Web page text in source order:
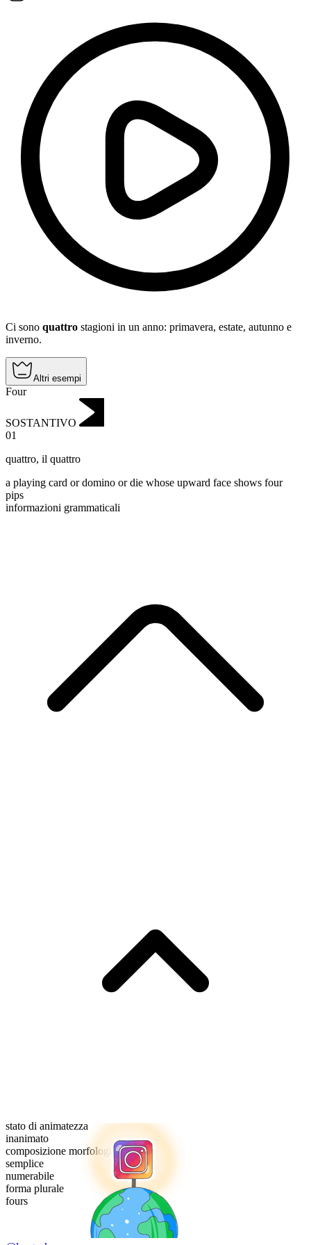
Ci sono quattro stagioni in un anno: primavera, estate, autunno e
inverno.
Altri esempi
Four
SOSTANTIVO
01
quattro, il quattro
a playing card or domino or die whose upward face shows four
pips
informazioni grammaticali
stato di animatezza
inanimato
composizione morfologica
semplice
numerabile
forma plurale
fours